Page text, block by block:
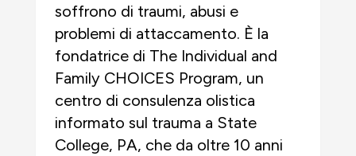
soffrono di traumi, abusi e
problemi di attaccamento. È la
fondatrice di The Individual and
Family CHOICES Program, un
centro di consulenza olistica
informato sul trauma a State
College, PA, che da oltre 10 anni